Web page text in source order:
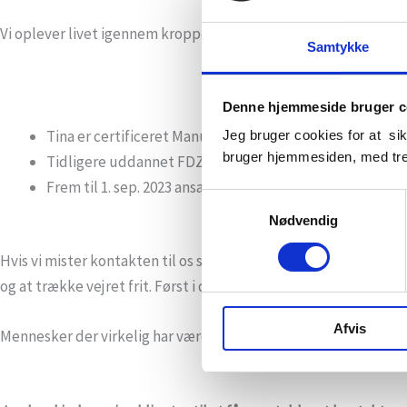
Samtykke
Denne hjemmeside bruger
Jeg bruger cookies for at
bruger hjemmesiden, med
Nødvendig
Afvis
Vi oplever livet igennem kroppens sanser. Mærker vi ikke
Tina er certificeret Manuvision Kropsterapeut og
Tidligere uddannet FDZ-zoneterapeut og NLP-
Frem til 1. sep. 2023 ansat gennem 25 år som
Hvis vi mister kontakten til os selv kan det i vores moderne
og at trække vejret frit. Først i det øjeblik kroppen virkelig
Mennesker der virkelig har været igennem en alvorlig